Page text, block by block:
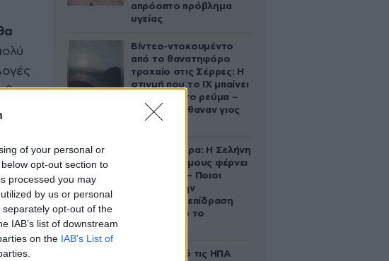
of your personal or
opt-out section to
processed you may
by us or personal
opt-out of the
IAB’s list of downstream
on the IAB’s List of
θα
απρόοπτο πρόβλημα
υγείας
Βίντεο-ντοκουμέντο
από το θανατηφόρο
τροχαίο στις Σέρρες: Η
στιγμή που το ΙΧ μπαίνει
στο αντίθετο ρεύμα –
Ακαριαία πέθαναν γιος
και μητέρα
Ζώδια σήμερα: Η Σελήνη
στους Διδύμους φέρνει
ανατροπές – Ποιοι
δέχονται την
ευεργετική επίδραση
του Δία από το
Ζευγάρι από τις ΗΠΑ